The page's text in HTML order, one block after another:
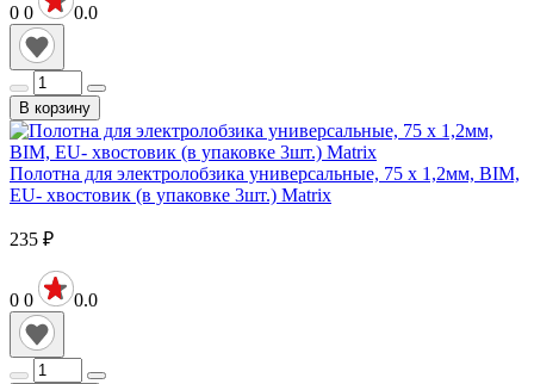
0 0 0.0
В корзину
Полотна для электролобзика универсальные, 75 х 1,2мм, BIM,
EU- хвостовик (в упаковке 3шт.) Matrix
235 ₽
0 0 0.0